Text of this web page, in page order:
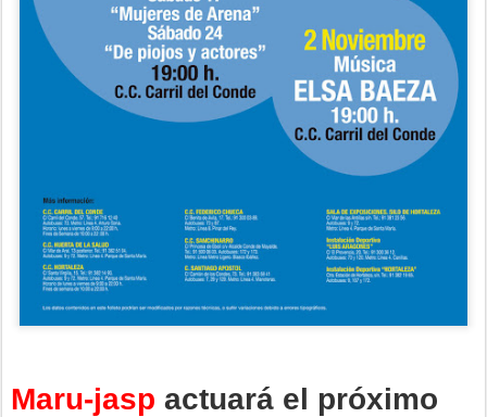
Maru-jasp actuará el próximo